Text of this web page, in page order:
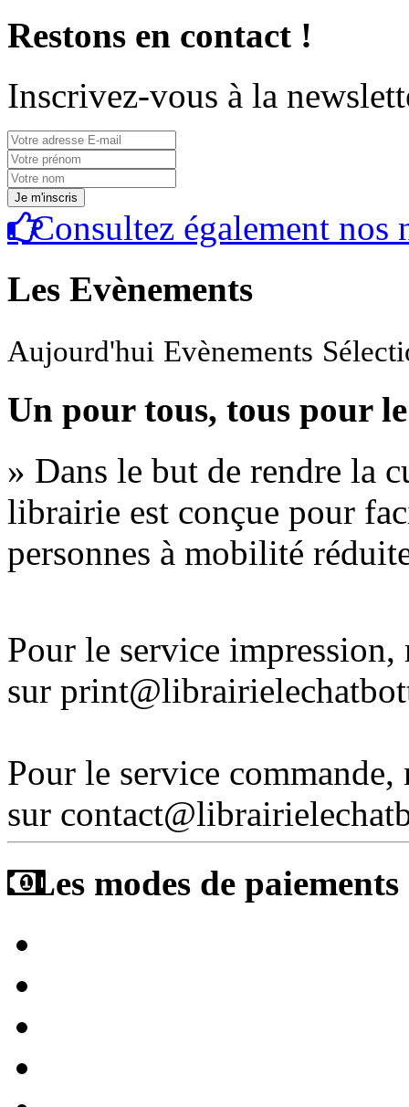
Restons en contact !
Inscrivez-vous à la
Consultez également nos
Les Evènements
Aujourd'hui Evènements
Un pour tous, tous pour
» Dans le but de rendre la
librairie est conçue pour
personnes à mobilité
Pour le service
sur
Pour le service
sur
Les modes de